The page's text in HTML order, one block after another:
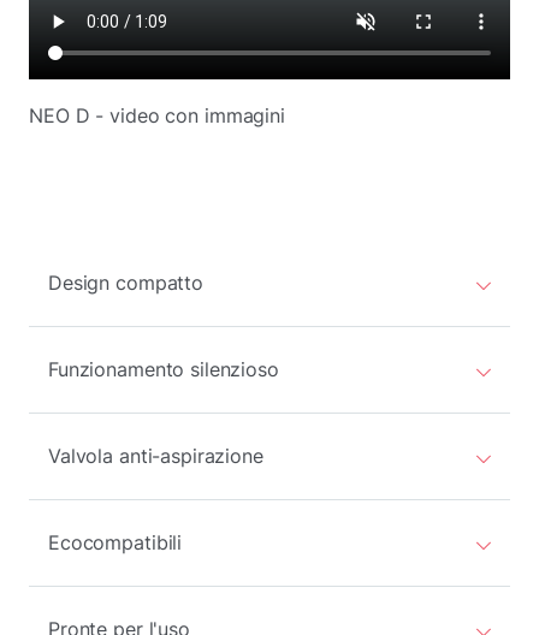
NEO D - video con immagini
Design compatto
Funzionamento silenzioso
Valvola anti-aspirazione
Ecocompatibili
Pronte per l'uso